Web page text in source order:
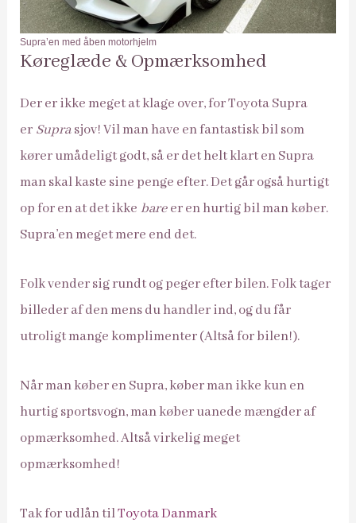
Supra’en med åben motorhjelm
Køreglæde & Opmærksomhed
Der er ikke meget at klage over, for Toyota Supra
er Suprasjov! Vil man have en fantastisk bil som
kører umådeligt godt, så er det helt klart en Supra
man skal kaste sine penge efter. Det går også hurtigt
op for en at det ikkebareer en hurtig bil man køber.
Supra’en meget mere end det.
Folk vender sig rundt og peger efter bilen. Folk tager
billeder af den mens du handler ind, og du får
utroligt mange komplimenter (Altså for bilen!).
Når man køber en Supra, køber man ikke kun en
hurtig sportsvogn, man køber uanede mængder af
opmærksomhed. Altså virkelig meget
opmærksomhed!
Tak for udlån tilToyota Danmark